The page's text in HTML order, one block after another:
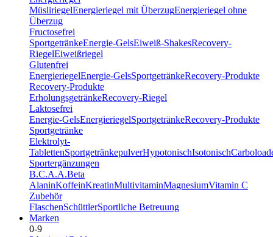
MüsliriegelEnergieriegel mit ÜberzugEnergieriegel ohne
Überzug
Fructosefrei
SportgetränkeEnergie-GelsEiweiß-ShakesRecovery-
RiegelEiweißriegel
Glutenfrei
EnergieriegelEnergie-GelsSportgetränkeRecovery-Produkte
Recovery-Produkte
ErholungsgetränkeRecovery-Riegel
Laktosefrei
Energie-GelsEnergieriegelSportgetränkeRecovery-Produkte
Sportgetränke
Elektrolyt-
TablettenSportgetränkepulverHypotonischIsotonisch
Sportergänzungen
B.C.A.A.Beta
AlaninKoffeinKreatinMultivitaminMagnesiumVitamin C
Zubehör
FlaschenSchüttlerSportliche Betreuung
Marken
0-9